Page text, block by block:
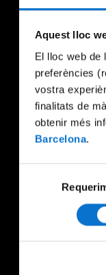
Aquest lloc
El lloc web de
preferències
vostra
finalitats de
obtenir més
Barcelona.